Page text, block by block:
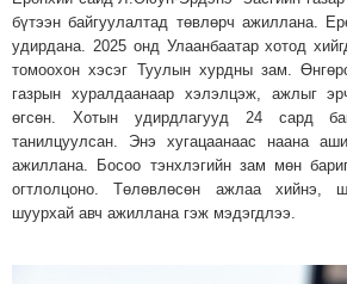
ЭРГЭН
ТОЙРОНД
ЗӨРЧЛИЙН
ЭРГЭН
ТОЙРОНД
ЕРӨНХИЙЛӨГЧИЙН
бүтээн байгуулалтад төвлөрч ажиллана.
удирдана. 2025 онд Улаанбаатар хотод
томоохон хэсэг Туулын хурдны зам.
газрын хуралдаанаар хэлэлцэж, ажлыг
өгсөн. Хотын удирдлагууд 24 сард
танилцуулсан. Энэ хугацаанаас наана
ажиллана. Босоо тэнхлэгийн зам мөн
огтлолцоно. Төлөвлөсөн ажлаа хийнэ,
шуурхай авч ажиллана гэж мэдэгдлээ.